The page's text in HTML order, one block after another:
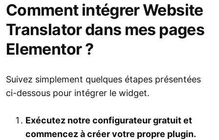
Comment intégrer Website
Translator dans mes pages
Elementor ?
Suivez simplement quelques étapes présentées
ci-dessous pour intégrer le widget.
Exécutez notre configurateur gratuit et
commencez à créer votre propre plugin.